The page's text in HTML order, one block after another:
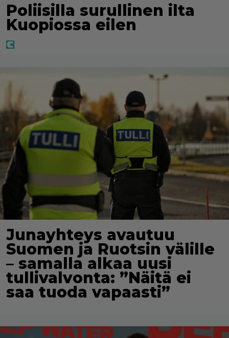
Poliisilla surullinen ilta
Kuopiossa eilen
Junayhteys avautuu
Suomen ja Ruotsin välille
– samalla alkaa uusi
tullivalvonta: ”Näitä ei
saa tuoda vapaasti”